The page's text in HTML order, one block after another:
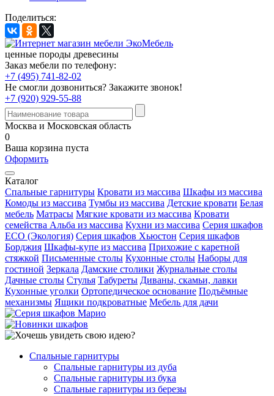
Поделиться:
ценные породы древесины
Заказ мебели по телефону:
+7 (495) 741-82-02
Не смогли дозвониться? Закажите звонок!
+7 (920) 929-55-88
Москва и Московская область
0
Ваша корзина пуста
Оформить
Каталог
Спальные гарнитуры Кровати из массива Шкафы из массива
Комоды из массива Тумбы из массива Детские кровати Белая
мебель Матрасы Мягкие кровати из массива Кровати
семейства Альба из массива Кухни из массива Серия шкафов
ECO (Экология) Серия шкафов Хьюстон Серия шкафов
Борджия Шкафы-купе из массива Прихожие с каретной
стяжкой Письменные столы Кухонные столы Наборы для
гостиной Зеркала Дамские столики Журнальные столы
Дачные столы Стулья Табуреты Диваны, скамьи, лавки
Кухонные уголки Ортопедическое основание Подъёмные
механизмы Ящики подкроватные Мебель для дачи
Спальные гарнитуры
Спальные гарнитуры из дуба
Спальные гарнитуры из бука
Спальные гарнитуры из березы